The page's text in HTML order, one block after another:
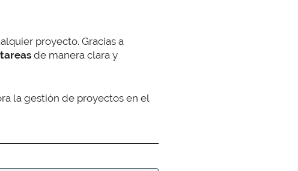
proyecto. Gracias a
de manera clara y
la gestión de proyectos en el